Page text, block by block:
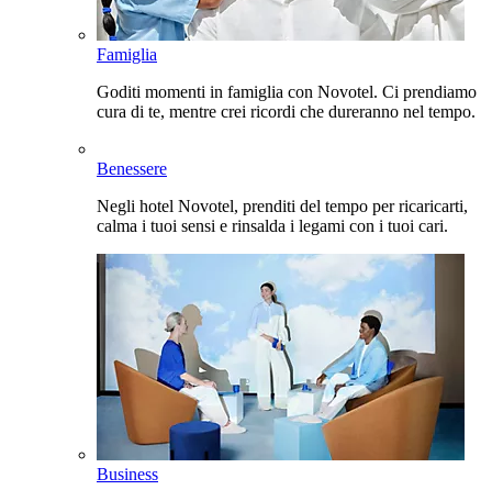
Famiglia
Goditi momenti in famiglia con Novotel. Ci prendiamo
cura di te, mentre crei ricordi che dureranno nel tempo.
Benessere
Negli hotel Novotel, prenditi del tempo per ricaricarti,
calma i tuoi sensi e rinsalda i legami con i tuoi cari.
Business